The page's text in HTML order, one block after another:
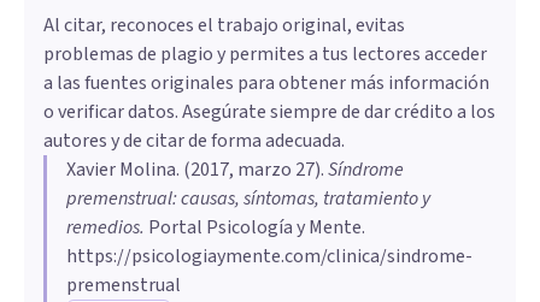
Al citar, reconoces el trabajo original, evitas
problemas de plagio y permites a tus lectores acceder
a las fuentes originales para obtener más información
o verificar datos. Asegúrate siempre de dar crédito a los
autores y de citar de forma adecuada.
Xavier Molina. (2017, marzo 27).Síndrome
premenstrual: causas, síntomas, tratamiento y
remedios. Portal Psicología y Mente.
https://psicologiaymente.com/clinica/sindrome-
premenstrual